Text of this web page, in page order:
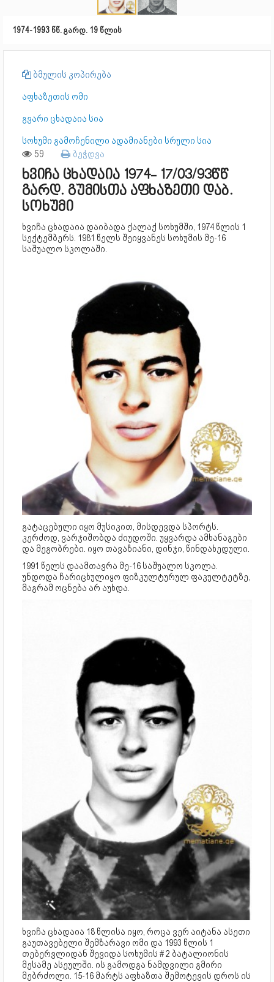
1974-1993 წწ. გარდ. 19 წლის
ბმულის კოპირება
აფხაზეთის ომი
გვარი ცხადაია სია
სოხუმი გამოჩენილი ადამიანები სრული სია
59 ბეჭდვა
ხვიჩა ცხადაია 1974- 17/03/93წწ
გარდ. გუმისთა აფხაზეთი დაბ.
სოხუმი
ხვიჩა ცხადაია დაიბადა ქალაქ სოხუმში, 1974 წლის 1
სექტემბერს. 1981 წელს შეიყვანეს სოხუმის მე-16
საშუალო სკოლაში.
გატაცებული იყო მუსიკით, მისდევდა სპორტს.
კერძოდ, ვარჯიშობდა ძიუდოში. უყვარდა ამხანაგები
და მეგობრები. იყო თავაზიანი, დინჯი, წინდახედული.
1991 წელს დაამთავრა მე-16 საშუალო სკოლა.
უნდოდა ჩარიცხულიყო ფიზკულტურულ ფაკულტეტზე,
მაგრამ ოცნება არ აუხდა.
ხვიჩა ცხადაია 18 წლისა იყო, როცა ვერ აიტანა ასეთი
გაუთავებელი შემზარავი ომი და 1993 წლის 1
თებერვლიდან შევიდა სოხუმის # 2 ბატალიონის
მესამე ასეულში. ის გამოდგა ნამდვილი გმირი
მებრძოლი. 15-16 მარტს აფხაზთა შემოტევის დროს ის